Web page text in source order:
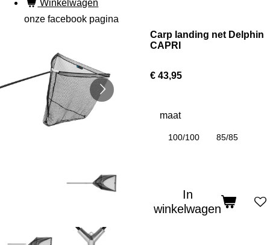
Winkelwagen
onze facebook pagina
Carp landing net Delphin
CAPRI
€ 43,95
maat
100/100 85/85
In
winkelwagen